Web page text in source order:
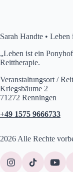
Sarah Handte •
„Leben ist ein
Reittherapie.
Veranstaltungsort /
Kriegsbäume 2
71272 Renningen
+49 1575 9666733
2026 Alle Rechte